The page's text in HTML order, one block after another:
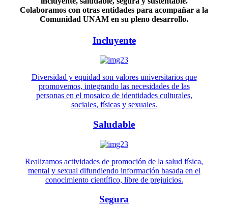
Colaboramos con otras entidades para acompañar a la
Comunidad UNAM en su pleno desarrollo.
Incluyente
Diversidad y equidad son valores universitarios que
promovemos, integrando las necesidades de las
personas en el mosaico de identidades culturales,
sociales, físicas y sexuales.
Saludable
Realizamos actividades de promoción de la salud física,
mental y sexual difundiendo información basada en el
conocimiento científico, libre de prejuicios.
Segura